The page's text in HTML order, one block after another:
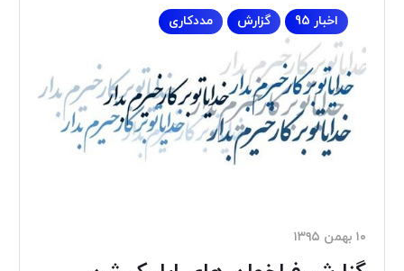
اخبار 95 گزارش مددکاری
۱۰ بهمن ۱۳۹۵